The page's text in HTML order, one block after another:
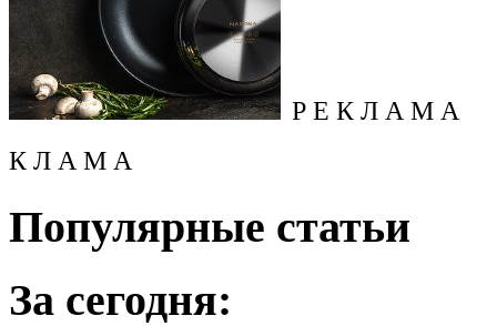
Р Е К Л А М А
К Л А М А
Популярные статьи
За сегодня: